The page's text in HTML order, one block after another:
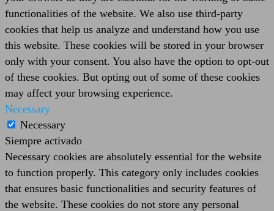
functionalities of the website. We also use third-party
cookies that help us analyze and understand how you use
this website. These cookies will be stored in your browser
only with your consent. You also have the option to opt-out
of these cookies. But opting out of some of these cookies
may affect your browsing experience.
Necessary
Necessary
Siempre activado
Necessary cookies are absolutely essential for the website
to function properly. This category only includes cookies
that ensures basic functionalities and security features of
the website. These cookies do not store any personal